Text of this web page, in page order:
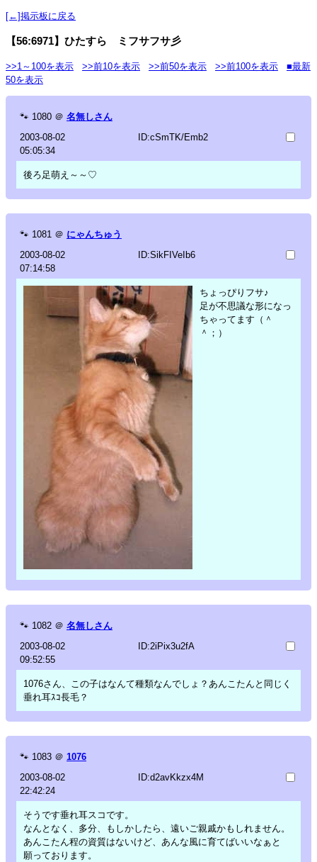
[←]掲示板に戻る
【56:6971】ひたすら ミフサフサ彡
>>1～100を表示 >>前10を表示 >>前50を表示 >>前100を表示
■最新
50を表示
🐾 1080 ＠ 名無しさん
2003-08-02
05:05:34
ID:cSmTK/Emb2
後ろ足萌え～～♡
🐾 1081 ＠ にゃんちゅう
2003-08-02
07:14:58
ID:SikFIVeIb6
ちょっぴりフサ♪
足が不思議な形になっ
ちゃってます（＾
＾；）
🐾 1082 ＠ 名無しさん
2003-08-02
09:52:55
ID:2iPix3u2fA
1076さん、この子はなんて種類なんでしょ？あんこたんと同じく
垂れ耳ｽｺ長毛？
🐾 1083 ＠ 1076
2003-08-02
22:42:24
ID:d2avKkzx4M
そうです垂れ耳スコです。
なんとなく、多分、もしかしたら、遠いご親戚かもしれません。
あんこたん程の資質はないけど、あんな風に育てばいいなぁと
願っております。